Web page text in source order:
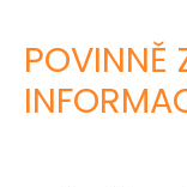
POVINNĚ